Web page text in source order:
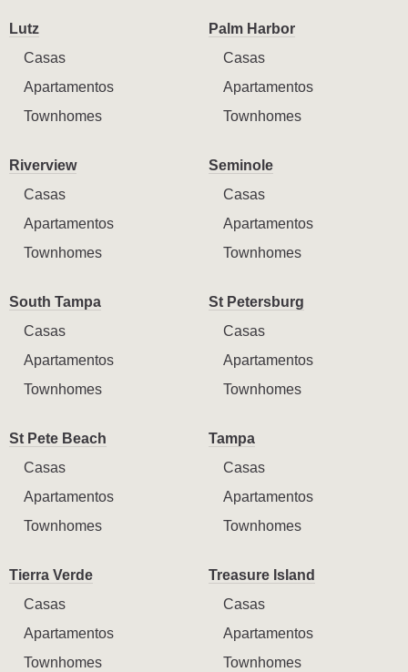
Lutz
Casas
Apartamentos
Townhomes
Palm Harbor
Casas
Apartamentos
Townhomes
Riverview
Casas
Apartamentos
Townhomes
Seminole
Casas
Apartamentos
Townhomes
South Tampa
Casas
Apartamentos
Townhomes
St Petersburg
Casas
Apartamentos
Townhomes
St Pete Beach
Casas
Apartamentos
Townhomes
Tampa
Casas
Apartamentos
Townhomes
Tierra Verde
Casas
Apartamentos
Townhomes
Treasure Island
Casas
Apartamentos
Townhomes